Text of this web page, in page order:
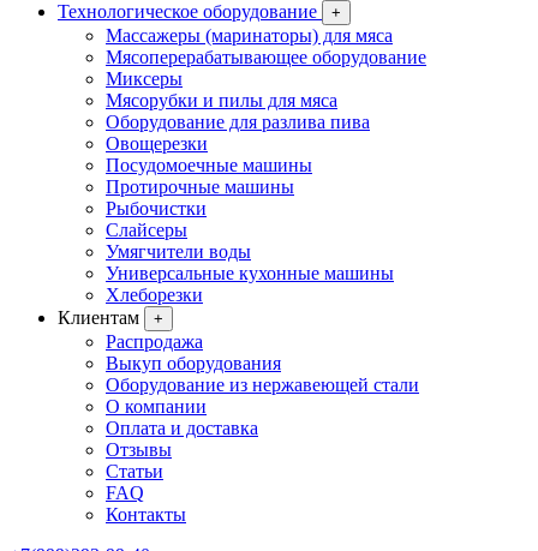
Технологическое оборудование
+
Массажеры (маринаторы) для мяса
Мясоперерабатывающее оборудование
Миксеры
Мясорубки и пилы для мяса
Оборудование для разлива пива
Овощерезки
Посудомоечные машины
Протирочные машины
Рыбочистки
Слайсеры
Умягчители воды
Универсальные кухонные машины
Хлеборезки
Клиентам
+
Распродажа
Выкуп оборудования
Оборудование из нержавеющей стали
О компании
Оплата и доставка
Отзывы
Статьи
FAQ
Контакты